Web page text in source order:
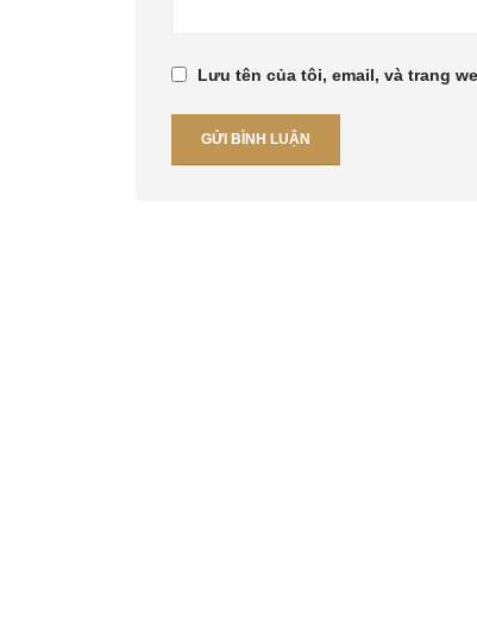
Lưu tên của tôi, email, và trang